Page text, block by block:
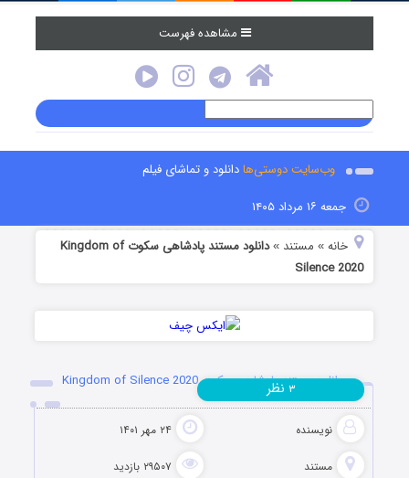
مشاهده فهرست
وب‌سایت دوستی‌هادانلود و تماشای فیلم
جمعه ۱۶ مرداد ۱۴۰۵
خانه » مستند »
دانلود مستند پادشاهی سکوت Kingdom of
Silence 2020
دانلود مستند پادشاهی سکوت Kingdom of Silence 2020
نویسنده ۲۴ مهر ۱۴۰۱
مستند ۲۹۵۰۷ بازدید
۳ نظر